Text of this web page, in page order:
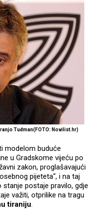
Tuđman(FOTO: Novilist.hr)
modelom buduće
u Gradskome vijeću po
zakon, proglašavajući
pijeteta“, i na taj
postaje pravilo, gdje
važiti, otprilike na tragu
tiraniju.